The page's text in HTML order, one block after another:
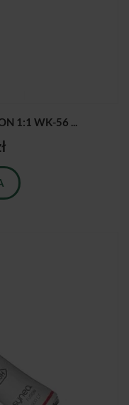
1:1 WK-56 ...